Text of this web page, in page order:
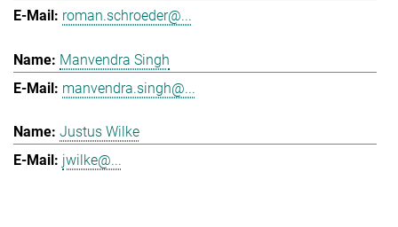
roman.schroeder@...
Manvendra Singh
manvendra.singh@...
Justus Wilke
jwilke@...